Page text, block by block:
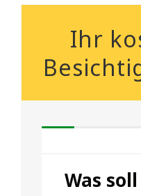
Ihr